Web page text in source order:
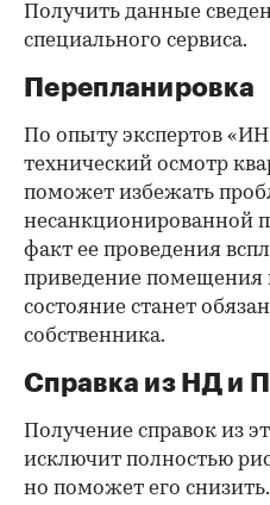
Получить данные
специального сервиса.
Перепланировка
По опыту экспертов
технический осмотр
поможет избежать
несанкционированной
факт ее проведения
приведение помещения
состояние станет
собственника.
Справка из НД и
Получение справок из
исключит полностью
но поможет его снизить.